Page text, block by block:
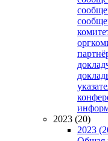
2023 (20)
2023